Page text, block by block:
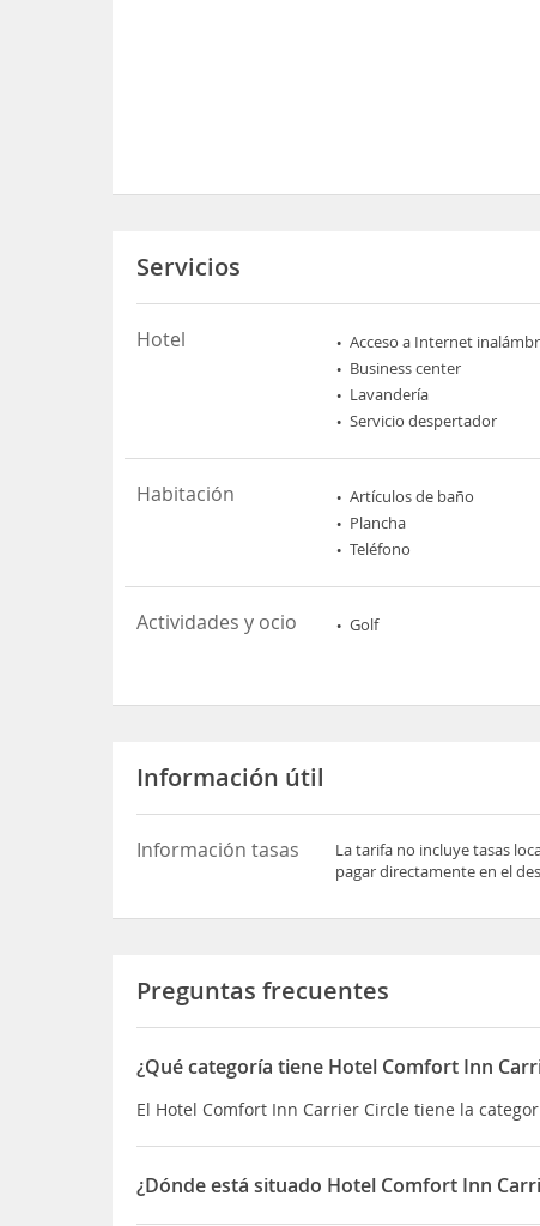
Servicios
Hotel Acceso a Internet
Business center
Lavandería
Servicio despertador
Habitación Artículos de baño
Plancha
Teléfono
Actividades y ocio Golf
Información útil
Información tasas
La tarifa no incluye tasas
pagar directamente en el
Preguntas frecuentes
¿Qué categoría tiene Hotel Comfort Inn
El Hotel Comfort Inn Carrier Circle tiene la
¿Dónde está situado Hotel Comfort Inn